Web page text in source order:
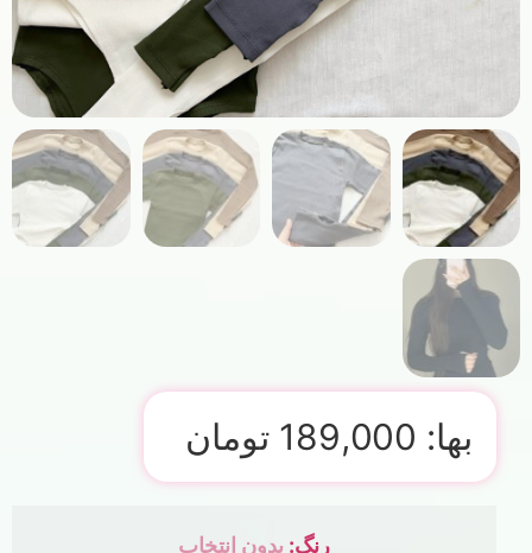
بها: 189,000 تومان
رنگ: بدون انتخاب